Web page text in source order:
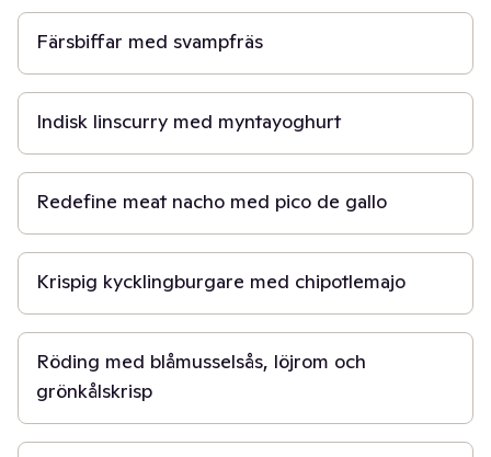
Färsbiffar med svampfräs
20 min
Indisk linscurry med myntayoghurt
30 min
Redefine meat nacho med pico de gallo
30 min
Krispig kycklingburgare med chipotlemajo
50 min
Röding med blåmusselsås, löjrom och
grönkålskrisp
30 min